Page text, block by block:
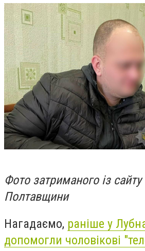
Фото затриманого із сайту
Полтавщини
Нагадаємо, раніше у
допомогли чоловікові